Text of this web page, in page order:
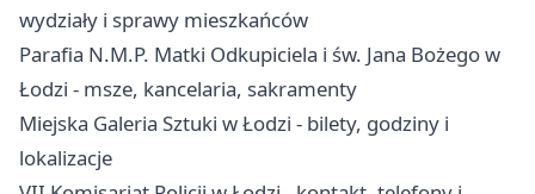
wydziały i sprawy mieszkańców
Parafia N.M.P. Matki Odkupiciela i św. Jana Bożego w
Łodzi - msze, kancelaria, sakramenty
Miejska Galeria Sztuki w Łodzi - bilety, godziny i
lokalizacje